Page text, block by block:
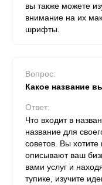
вы также можете
внимание на их
шрифты.
Вопрос:
Какое название
Ответ:
Что входит в
название для
советов. Вы хотите
описывают ваш
вами услуг и
тупике, изучите